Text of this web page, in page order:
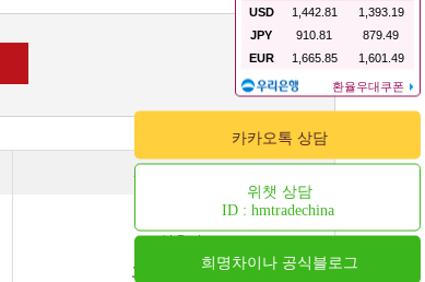
카카오톡 상담
위챗 상담
ID : hmtradechina
희명차이나 공식블로그
화장품 용기
오일용기
고급기초용기